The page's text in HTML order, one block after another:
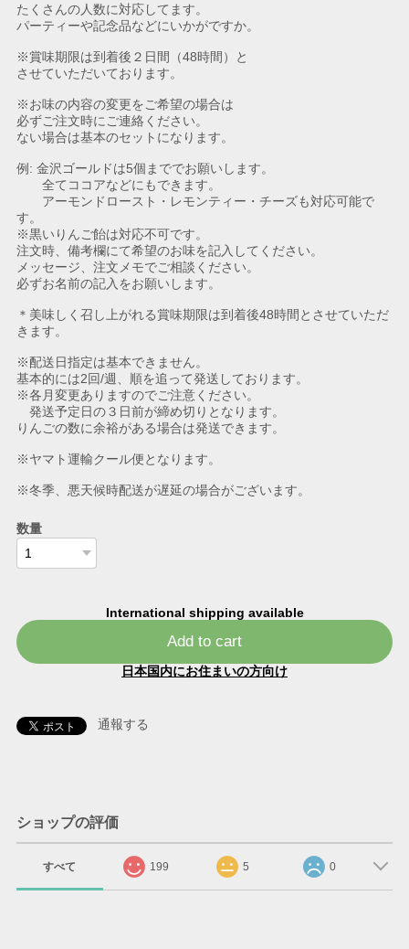
たくさんの人数に対応してます。
パーティーや記念品などにいかがですか。
※賞味期限は到着後２日間（48時間）と
させていただいております。
※お味の内容の変更をご希望の場合は
必ずご注文時にご連絡ください。
ない場合は基本のセットになります。
例: 金沢ゴールドは5個まででお願いします。
全てココアなどにもできます。
アーモンドロースト・レモンティー・チーズも対応可能で
す。
※黒いりんご飴は対応不可です。
注文時、備考欄にて希望のお味を記入してください。
メッセージ、注文メモでご相談ください。
必ずお名前の記入をお願いします。
＊美味しく召し上がれる賞味期限は到着後48時間とさせていただ
きます。
※配送日指定は基本できません。
基本的には2回/週、順を追って発送しております。
※各月変更ありますのでご注意ください。
発送予定日の３日前が締め切りとなります。
りんごの数に余裕がある場合は発送できます。
※ヤマト運輸クール便となります。
※冬季、悪天候時配送が遅延の場合がございます。
数量
International shipping available
Add to cart
日本国内にお住まいの方向け
通報する
ショップの評価
すべて 199 5 0